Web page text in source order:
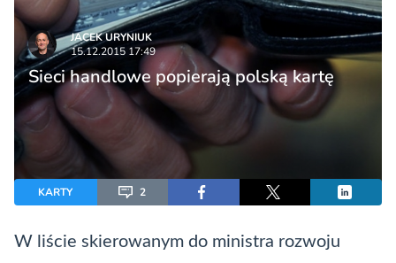
JACEK URYNIUK
15.12.2015 17:49
Sieci handlowe popierają polską kartę
KARTY 2
W liście skierowanym do ministra rozwoju